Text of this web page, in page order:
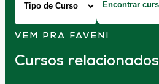
VEM PRA FAVENI
Cursos relacionados